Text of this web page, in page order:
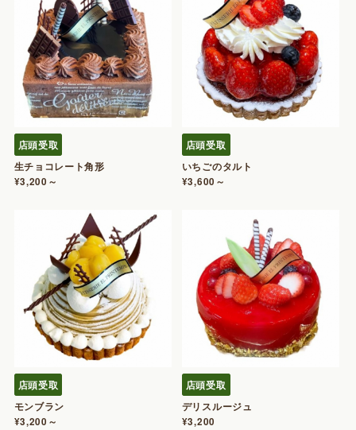
店頭受取
生チョコレート角形
¥3,200～
店頭受取
いちごのタルト
¥3,600～
店頭受取
モンブラン
¥3,200～
店頭受取
デリスルージュ
¥3,200